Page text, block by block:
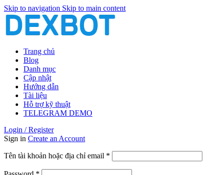
Skip to navigation Skip to main content
Trang chủ
Blog
Danh mục
Cập nhật
Hướng dẫn
Tài liệu
Hỗ trợ kỹ thuật
TELEGRAM DEMO
Login / Register
Sign in Create an Account
Tên tài khoản hoặc địa chỉ email *
buộc